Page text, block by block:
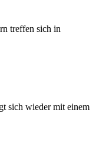
treffen sich in
sich wieder mit einem